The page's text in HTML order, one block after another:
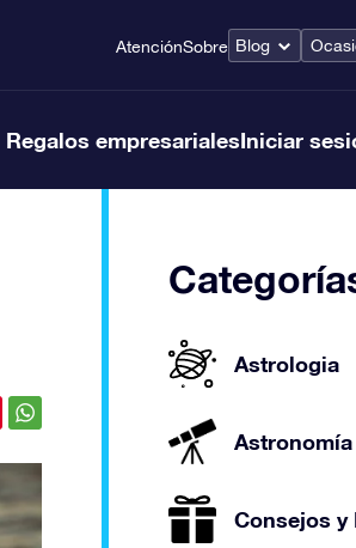
AtenciónSobre Blog
Regalos empresarialesIniciar
Astrologia
Astronomía
Consejos y